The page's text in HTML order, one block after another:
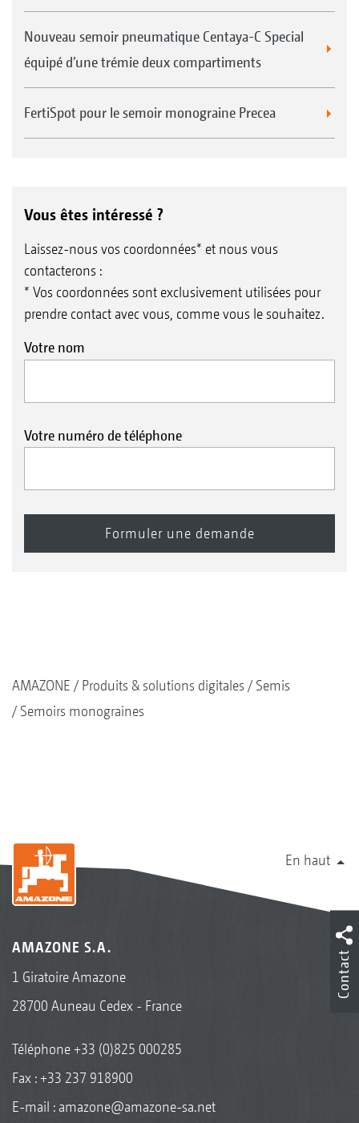
Nouveau semoir pneumatique Centaya-C Special
équipé d’une trémie deux compartiments
FertiSpot pour le semoir monograine Precea
Vous êtes intéressé ?
Laissez-nous vos coordonnées* et nous vous
contacterons :
* Vos coordonnées sont exclusivement utilisées pour
prendre contact avec vous, comme vous le souhaitez.
Votre nom
Votre numéro de téléphone
AMAZONE Produits & solutions digitales
Semis
Semoirs monograines
En haut
AMAZONE S.A.
1 Giratoire Amazone
28700 Auneau Cedex - France
Téléphone+33 (0)825 000285
Fax : +33 237 918900
E-mail : amazone@amazone-sa.net
Contact